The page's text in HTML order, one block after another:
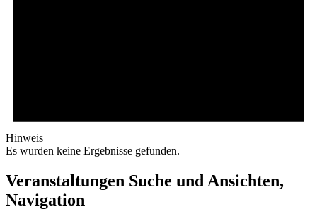
Hinweis
Es wurden keine Ergebnisse gefunden.
Veranstaltungen Suche und Ansichten,
Navigation